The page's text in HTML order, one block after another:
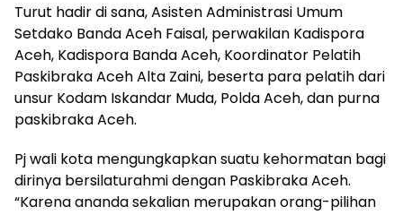
Turut hadir di sana, Asisten Administrasi Umum
Setdako Banda Aceh Faisal, perwakilan Kadispora
Aceh, Kadispora Banda Aceh, Koordinator Pelatih
Paskibraka Aceh Alta Zaini, beserta para pelatih dari
unsur Kodam Iskandar Muda, Polda Aceh, dan purna
paskibraka Aceh.
Pj wali kota mengungkapkan suatu kehormatan bagi
dirinya bersilaturahmi dengan Paskibraka Aceh.
“Karena ananda sekalian merupakan orang-pilihan